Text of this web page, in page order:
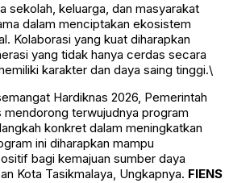
sekolah, keluarga, dan masyarakat
dalam menciptakan ekosistem
Kolaborasi yang kuat diharapkan
yang tidak hanya cerdas secara
karakter dan daya saing tinggi.\
Hardiknas 2026, Pemerintah
mendorong terwujudnya program
konkret dalam meningkatkan
ini diharapkan mampu
bagi kemajuan sumber daya
Kota Tasikmalaya, Ungkapnya. FIENS